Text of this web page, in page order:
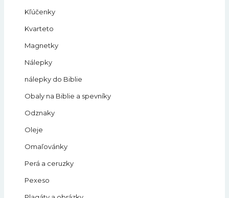
Kľúčenky
Kvarteto
Magnetky
Nálepky
nálepky do Biblie
Obaly na Biblie a spevníky
Odznaky
Oleje
Omaľovánky
Perá a ceruzky
Pexeso